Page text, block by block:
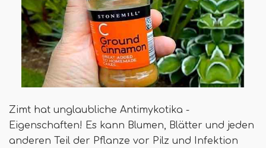
Zimt hat unglaubliche Antimykotika -
Eigenschaften! Es kann Blumen, Blätter und jeden
anderen Teil der Pflanze vor Pilz und Infektion